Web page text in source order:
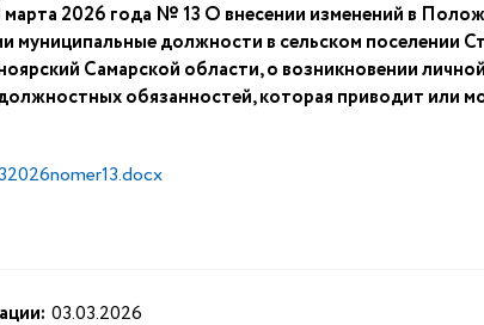
марта 2026 года № 13 О внесении изменений в
муниципальные должности в сельском поселении
Самарской области, о возникновении
обязанностей, которая приводит или
03.03.2026